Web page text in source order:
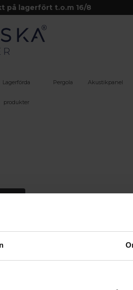
på lagerfört t.o.m 16/8
Lagerförda
produkter
Pergola Akustikpanel